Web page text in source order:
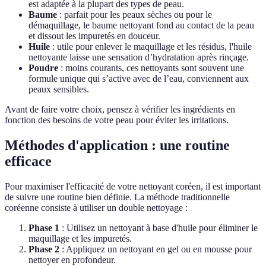
est adaptée à la plupart des types de peau.
Baume : parfait pour les peaux sèches ou pour le
démaquillage, le baume nettoyant fond au contact de la peau
et dissout les impuretés en douceur.
Huile : utile pour enlever le maquillage et les résidus, l'huile
nettoyante laisse une sensation d’hydratation après rinçage.
Poudre : moins courants, ces nettoyants sont souvent une
formule unique qui s’active avec de l’eau, conviennent aux
peaux sensibles.
Avant de faire votre choix, pensez à vérifier les ingrédients en
fonction des besoins de votre peau pour éviter les irritations.
Méthodes d'application : une routine
efficace
Pour maximiser l'efficacité de votre nettoyant coréen, il est important
de suivre une routine bien définie. La méthode traditionnelle
coréenne consiste à utiliser un double nettoyage :
Phase 1 : Utilisez un nettoyant à base d'huile pour éliminer le
maquillage et les impuretés.
Phase 2 : Appliquez un nettoyant en gel ou en mousse pour
nettoyer en profondeur.